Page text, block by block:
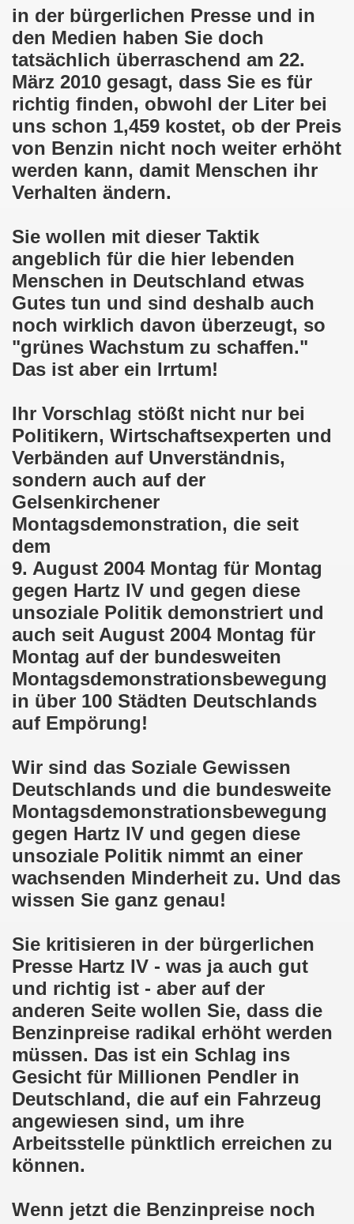
in der bürgerlichen Presse und in
den Medien haben Sie doch
tatsächlich überraschend am 22.
März 2010 gesagt, dass Sie es für
richtig finden, obwohl der Liter bei
uns schon 1,459 kostet, ob der Preis
von Benzin nicht noch weiter erhöht
werden kann, damit Menschen ihr
Verhalten ändern.
Sie wollen mit dieser Taktik
angeblich für die hier lebenden
Menschen in Deutschland etwas
Gutes tun und sind deshalb auch
noch wirklich davon überzeugt, so
"grünes Wachstum zu schaffen."
Das ist aber ein Irrtum!
Ihr Vorschlag stößt nicht nur bei
Politikern, Wirtschaftsexperten und
Verbänden auf Unverständnis,
sondern auch auf der
Gelsenkirchener
Montagsdemonstration, die seit
dem
9. August 2004 Montag für Montag
gegen Hartz IV und gegen diese
unsoziale Politik demonstriert und
auch seit August 2004 Montag für
Montag auf der bundesweiten
Montagsdemonstrationsbewegung
in über 100 Städten Deutschlands
auf Empörung!
Wir sind das Soziale Gewissen
Deutschlands und die bundesweite
Montagsdemonstrationsbewegung
gegen Hartz IV und gegen diese
unsoziale Politik nimmt an einer
wachsenden Minderheit zu. Und das
wissen Sie ganz genau!
Sie kritisieren in der bürgerlichen
Presse Hartz IV - was ja auch gut
und richtig ist - aber auf der
anderen Seite wollen Sie, dass die
Benzinpreise radikal erhöht werden
müssen. Das ist ein Schlag ins
Gesicht für Millionen Pendler in
Deutschland, die auf ein Fahrzeug
angewiesen sind, um ihre
Arbeitsstelle pünktlich erreichen zu
können.
Wenn jetzt die Benzinpreise noch
im neuen Jahr 2026 am 05.01.2026 mit dem
am 10.11.2025 auf der 793. Gelsenkirchener
zur Kommunalwahl am 14.09.2025 hier bei uns in
eine einzigartige Demonstration am 08.09.2025 hier bei
Gelsenkirchen am 08.09.2025 um 17.30 Uhr,
21 Jahre Gelsenkirchener Montagsdemo-
Bewegung hier bei uns in der Gelsenkirchener
Gelsenkirchener(innen) spenden 523,20 Euro
Montagsdemo-Bewegung am 12.05.2025 am Platz der
Montagsdemo-Bewegung am 14.04.2025 auf dem
Bewegung am 10.03.2025 am Platz der
am 03.02.2025 gegen Rechts in
Bewegung Gelsenkirchen am 13.01.2025 am Platz
Bewegung am 11.11.2024: Solidarität mit dem
solidarisiert sich am 14.10.2024 mit dem Volk
Volk und mit dem libanesischen Volk!
Eisenach: Zeichen gegen Sozialkahlschlag und
Montagsdemonstration am 12.08.2024 - eine
Gelsenkirchen am 12.08.2024 ab 17.30 Uhr - am Platz
am 08.07.2024 Protest gegen Armut,
der Bundesweiten Montagsdemo-
am 13.05.2024 um 17.30 Uhr auf dem
Bewegung am 08.04.2024 auf dem Heinrich-König-
ruft auf am 11.03.2024 zum Jahrestag
Wir protestieren und wir demonstrieren gegen die
Saale setzt am 27.01.2024 Verbot der MLPD-Fahne
zeigt am 05.02.2024 Flagge um 17.30 Uhr
08.01.2024 der Diskriminierung und der
gestorben - Nachruf der Koordinierungsgruppe
Bewegung: Protest gegen Arbeitsplatzvernichtung
gegen Kundgebung und gegen Frank Oettler
durch die Innenstädte von Stuttgart, von Erfurt
Bewegung am 09.10.2023 um 17.30 Uhr auf dem
Bewegung - feier am 11.09.2023 um 17.30 Uhr auf